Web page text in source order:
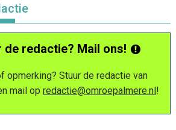
de redactie? Mail ons!
opmerking? Stuur de redactie van
mail op redactie@omroepalmere.nl!